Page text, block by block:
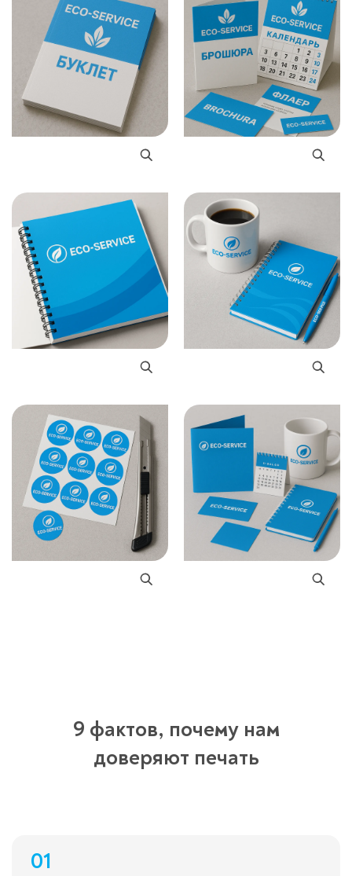
9 фактов, почему нам
доверяют печать
01